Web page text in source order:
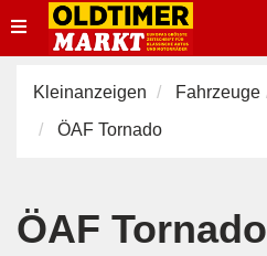
Toggle
navigation
Kleinanzeigen Fahrzeuge
ÖAF Tornado
ÖAF Tornado